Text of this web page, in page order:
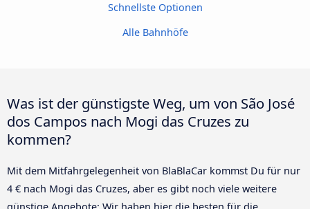
Schnellste Optionen
Alle Bahnhöfe
Was ist der günstigste Weg, um von São José
dos Campos nach Mogi das Cruzes zu
kommen?
Mit dem Mitfahrgelegenheit von BlaBlaCar kommst Du für nur
4 € nach Mogi das Cruzes, aber es gibt noch viele weitere